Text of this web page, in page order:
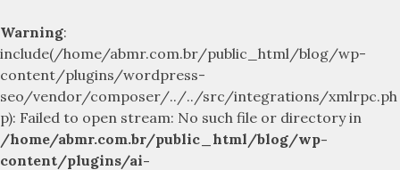
Warning:
include(/home/abmr.com.br/public_html/blog/wp-
content/plugins/wordpress-
seo/vendor/composer/../../src/integrations/xmlrpc.ph
p): Failed to open stream: No such file or directory in
/home/abmr.com.br/public_html/blog/wp-
content/plugins/ai-